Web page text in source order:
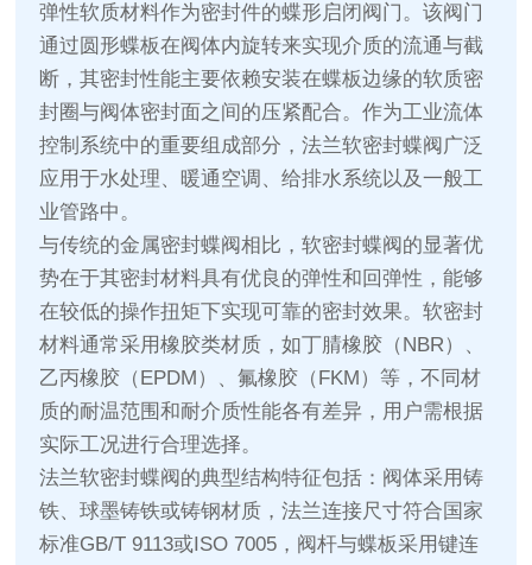
弹性软质材料作为密封件的蝶形启闭阀门。该阀门
通过圆形蝶板在阀体内旋转来实现介质的流通与截
断，其密封性能主要依赖安装在蝶板边缘的软质密
封圈与阀体密封面之间的压紧配合。作为工业流体
控制系统中的重要组成部分，法兰软密封蝶阀广泛
应用于水处理、暖通空调、给排水系统以及一般工
业管路中。
与传统的金属密封蝶阀相比，软密封蝶阀的显著优
势在于其密封材料具有优良的弹性和回弹性，能够
在较低的操作扭矩下实现可靠的密封效果。软密封
材料通常采用橡胶类材质，如丁腈橡胶（NBR）、
乙丙橡胶（EPDM）、氟橡胶（FKM）等，不同材
质的耐温范围和耐介质性能各有差异，用户需根据
实际工况进行合理选择。
法兰软密封蝶阀的典型结构特征包括：阀体采用铸
铁、球墨铸铁或铸钢材质，法兰连接尺寸符合国家
标准GB/T 9113或ISO 7005，阀杆与蝶板采用键连